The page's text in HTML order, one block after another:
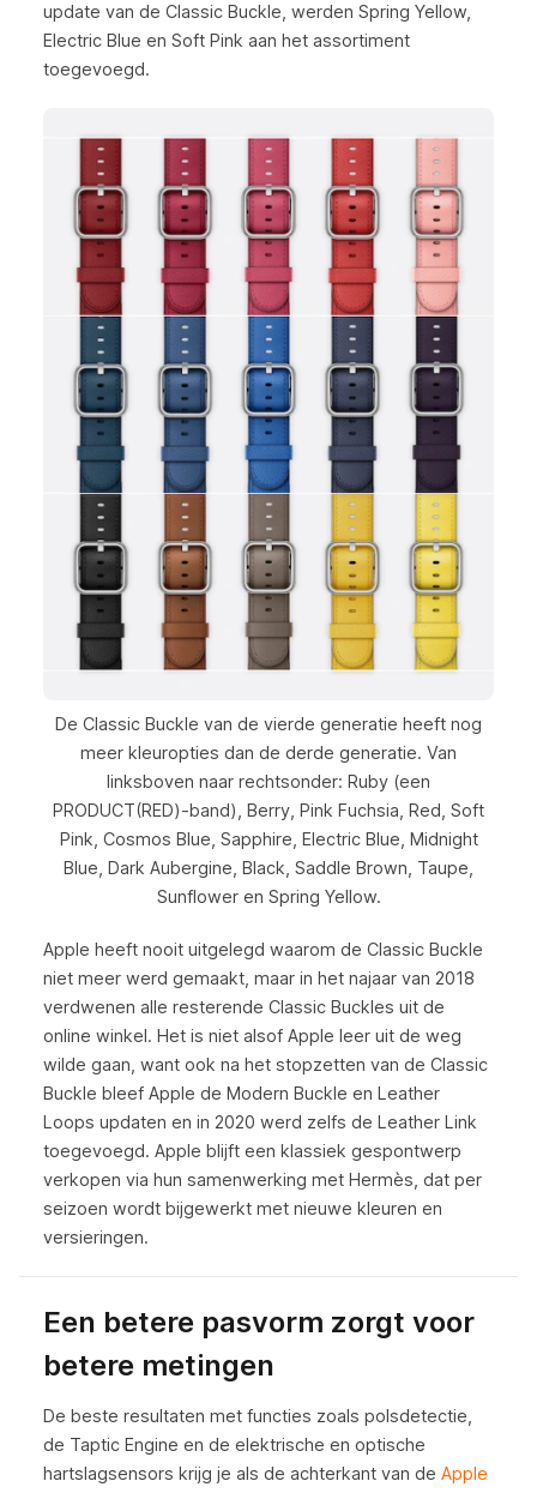
update van de Classic Buckle, werden Spring Yellow,
Electric Blue en Soft Pink aan het assortiment
toegevoegd.
De Classic Buckle van de vierde generatie heeft nog
meer kleuropties dan de derde generatie. Van
linksboven naar rechtsonder: Ruby (een
PRODUCT(RED)-band), Berry, Pink Fuchsia, Red, Soft
Pink, Cosmos Blue, Sapphire, Electric Blue, Midnight
Blue, Dark Aubergine, Black, Saddle Brown, Taupe,
Sunflower en Spring Yellow.
Apple heeft nooit uitgelegd waarom de Classic Buckle
niet meer werd gemaakt, maar in het najaar van 2018
verdwenen alle resterende Classic Buckles uit de
online winkel. Het is niet alsof Apple leer uit de weg
wilde gaan, want ook na het stopzetten van de Classic
Buckle bleef Apple de Modern Buckle en Leather
Loops updaten en in 2020 werd zelfs de Leather Link
toegevoegd. Apple blijft een klassiek gespontwerp
verkopen via hun samenwerking met Hermès, dat per
seizoen wordt bijgewerkt met nieuwe kleuren en
versieringen.
Een betere pasvorm zorgt voor
betere metingen
De beste resultaten met functies zoals polsdetectie,
de Taptic Engine en de elektrische en optische
hartslagsensors krijg je als de achterkant van de Apple